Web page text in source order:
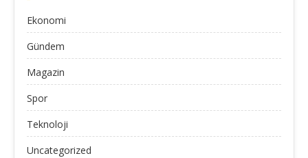
Ekonomi
Gündem
Magazin
Spor
Teknoloji
Uncategorized